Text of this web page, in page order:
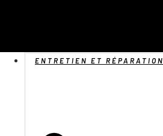
ENTRETIEN ET RÉPARATION